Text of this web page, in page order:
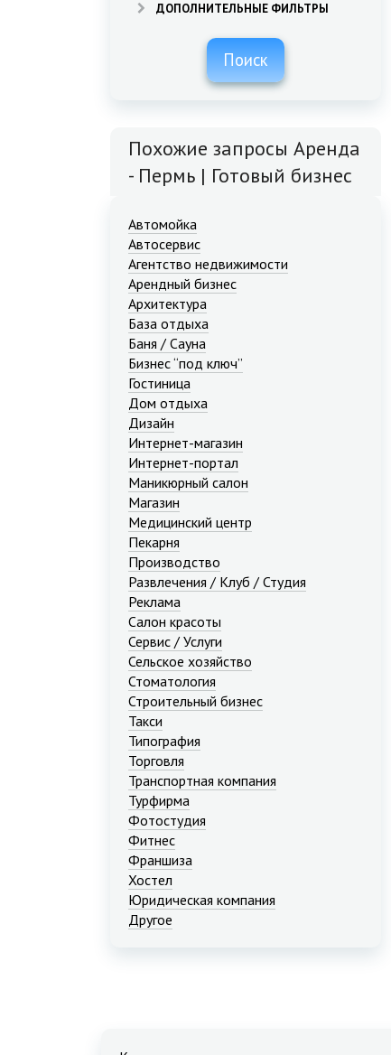
ДОПОЛНИТЕЛЬНЫЕ ФИЛЬТРЫ
Поиск
Похожие запросы Аренда
- Пермь | Готовый бизнес
Автомойка
Автосервис
Агентство недвижимости
Арендный бизнес
Архитектура
База отдыха
Баня / Сауна
Бизнес “под ключ”
Гостиница
Дом отдыха
Дизайн
Интернет-магазин
Интернет-портал
Маникюрный салон
Магазин
Медицинский центр
Пекарня
Производство
Развлечения / Клуб / Студия
Реклама
Салон красоты
Сервис / Услуги
Сельское хозяйство
Стоматология
Строительный бизнес
Такси
Типография
Торговля
Транспортная компания
Турфирма
Фотостудия
Фитнес
Франшиза
Хостел
Юридическая компания
Другое